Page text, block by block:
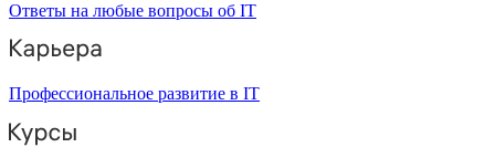
Ответы на любые вопросы об IT
Профессиональное развитие в IT